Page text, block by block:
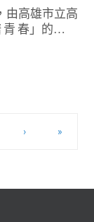
由高雄市立高
青 春」的…
› »